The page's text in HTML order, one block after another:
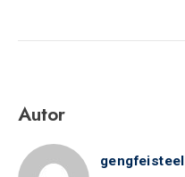
Autor
gengfeisteel